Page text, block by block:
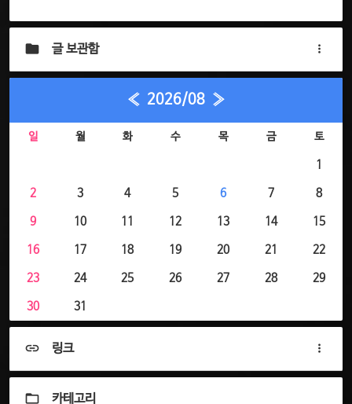
글 보관함
« 2026/08 »
일 월 화 수 목 금 토
1
2 3 4 5 6 7 8
9 10 11 12 13 14 15
16 17 18 19 20 21 22
23 24 25 26 27 28 29
30 31
링크
카테고리